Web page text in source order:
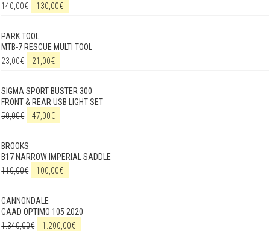
140,00€ 130,00€
PARK TOOL
MTB-7 RESCUE MULTI TOOL
23,00€ 21,00€
SIGMA SPORT BUSTER 300
FRONT & REAR USB LIGHT SET
50,00€ 47,00€
BROOKS
B17 NARROW IMPERIAL SADDLE
110,00€ 100,00€
CANNONDALE
CAAD OPTIMO 105 2020
1.340,00€ 1.200,00€